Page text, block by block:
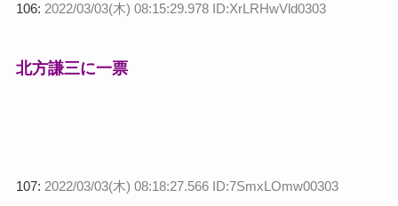
106: 2022/03/03(木) 08:15:29.978 ID:XrLRHwVld0303
北方謙三に一票
107: 2022/03/03(木) 08:18:27.566 ID:7SmxLOmw00303